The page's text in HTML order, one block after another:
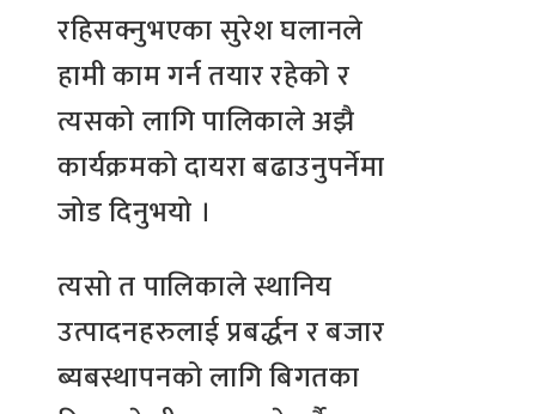
रहिसक्नुभएका सुरेश घलानले
हामी काम गर्न तयार रहेको र
त्यसको लागि पालिकाले अझै
कार्यक्रमको दायरा बढाउनुपर्नेमा
जोड दिनुभयो ।
त्यसो त पालिकाले स्थानिय
उत्पादनहरुलाई प्रबर्द्धन र बजार
ब्यबस्थापनको लागि बिगतका